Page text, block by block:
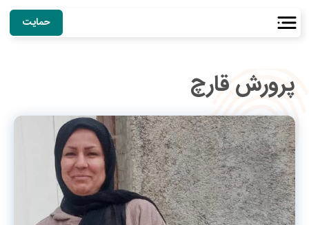
حمایت
پرورش قارچ